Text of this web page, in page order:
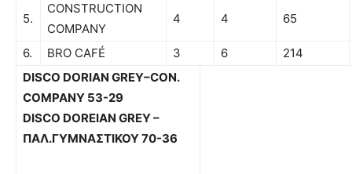
5.
CONSTRUCTION
COMPANY
4 4 65
6. BRO CAFÉ 3 6
214
DISCO DORIAN GREY–CON.
COMPANY 53-29
DISCO DOREIAN GREY –
ΠΑΛ.ΓΥΜΝΑΣΤΙΚΟΥ70-36